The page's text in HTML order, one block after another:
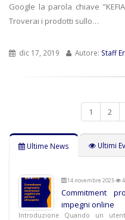
Google la parola chiave
Troverai i prodotti sullo…
dic 17, 2019 Autore: Staff
1 2
Ultime News Ultimi
14 novembre 2025
Commitment
impegni online
Introduzione Quando un